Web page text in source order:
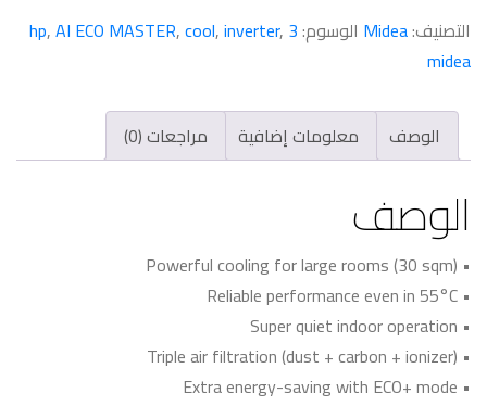
هو:
هو:
التصنيف:Midea الوسوم:3 hp
,AI ECO MASTER,cool,inverter,
midea
الوصف معلومات إضافية مراجعات (0)
الوصف
• Powerful cooling for large rooms (30 sqm)
• Reliable performance even in 55°C
• Super quiet indoor operation
• Triple air filtration (dust + carbon + ionizer)
• Extra energy-saving with ECO+ mode